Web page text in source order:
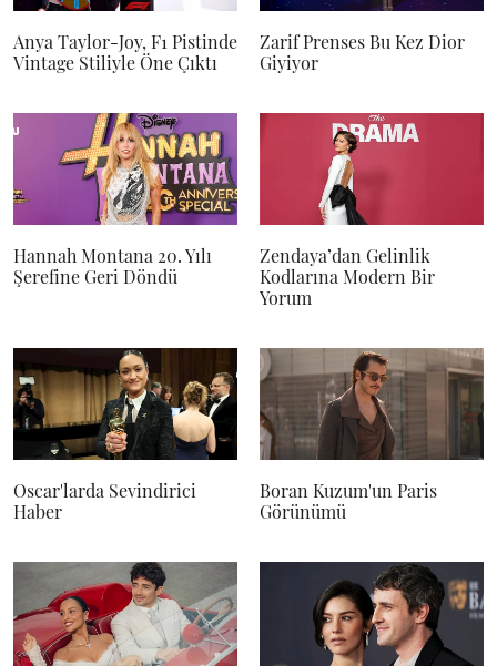
Anya Taylor-Joy, F1 Pistinde
Vintage Stiliyle Öne Çıktı
Zarif Prenses Bu Kez Dior
Giyiyor
Hannah Montana 20. Yılı
Şerefine Geri Döndü
Zendaya’dan Gelinlik
Kodlarına Modern Bir
Yorum
Oscar'larda Sevindirici
Haber
Boran Kuzum'un Paris
Görünümü